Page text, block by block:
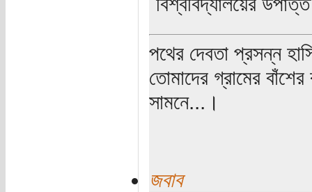
পথের দেবতা প্রসন্ন
তোমাদের গ্রামের
সামনে...।
জবাব